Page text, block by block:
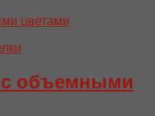
с объемными